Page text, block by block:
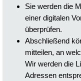
Sie werden die
einer digitalen
Abschließend
mitteilen, an
Wir werden die
Adressen